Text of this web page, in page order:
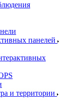
панелей
и территории